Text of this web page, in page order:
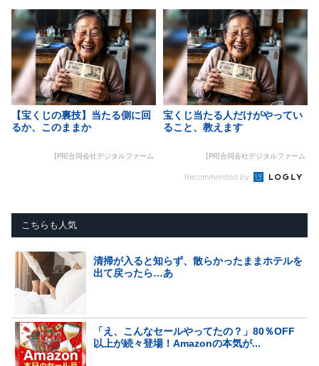
【宝くじの裏技】当たる側に回
るか、このままか
[PR]合同会社デジタルファーム
宝くじ当たる人だけがやってい
ること、教えます
[PR]合同会社デジタルファーム
Recommended by
こちらも人気
清掃が入ると知らず、散らかったままホテルを
出て戻ったら…あ
「え、こんなセールやってたの？」80％OFF
以上が続々登場！Amazonの本気が...